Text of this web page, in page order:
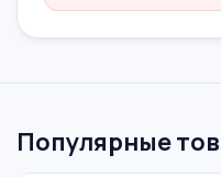
Популярные